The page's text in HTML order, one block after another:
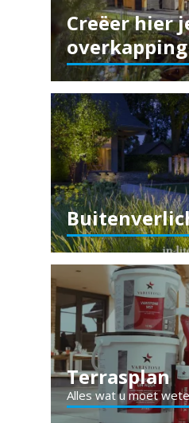
Creëer hier
overkapping
Terrasplan
Alles wat u moet